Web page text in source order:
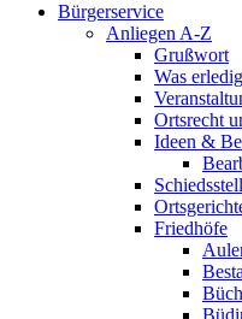
Bürgerservice
Anliegen A-Z
Grußwort
Was
Ortsrecht
Ideen &
Friedhöfe